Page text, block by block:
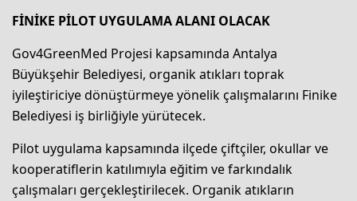
FİNİKE PİLOT UYGULAMA ALANI OLACAK
Gov4GreenMed Projesi kapsamında Antalya
Büyükşehir Belediyesi, organik atıkları toprak
iyileştiriciye dönüştürmeye yönelik çalışmalarını Finike
Belediyesi iş birliğiyle yürütecek.
Pilot uygulama kapsamında ilçede çiftçiler, okullar ve
kooperatiflerin katılımıyla eğitim ve farkındalık
çalışmaları gerçekleştirilecek. Organik atıkların